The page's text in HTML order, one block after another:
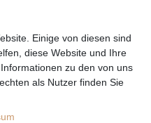
Einige von diesen sind
diese Website und Ihre
zu den von uns
als Nutzer finden Sie